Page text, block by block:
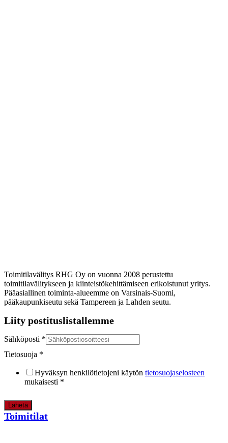
Toimitilavälitys RHG Oy on vuonna 2008 perustettu
toimitilavälitykseen ja kiinteistökehittämiseen erikoistunut yritys.
Pääasiallinen toiminta-alueemme on Varsinais-Suomi,
pääkaupunkiseutu sekä Tampereen ja Lahden seutu.
Liity postituslistallemme
Sähköposti *
Tietosuoja *
Hyväksyn henkilötietojeni käytön tietosuojaselosteen
mukaisesti *
Lähetä
Toimitilat